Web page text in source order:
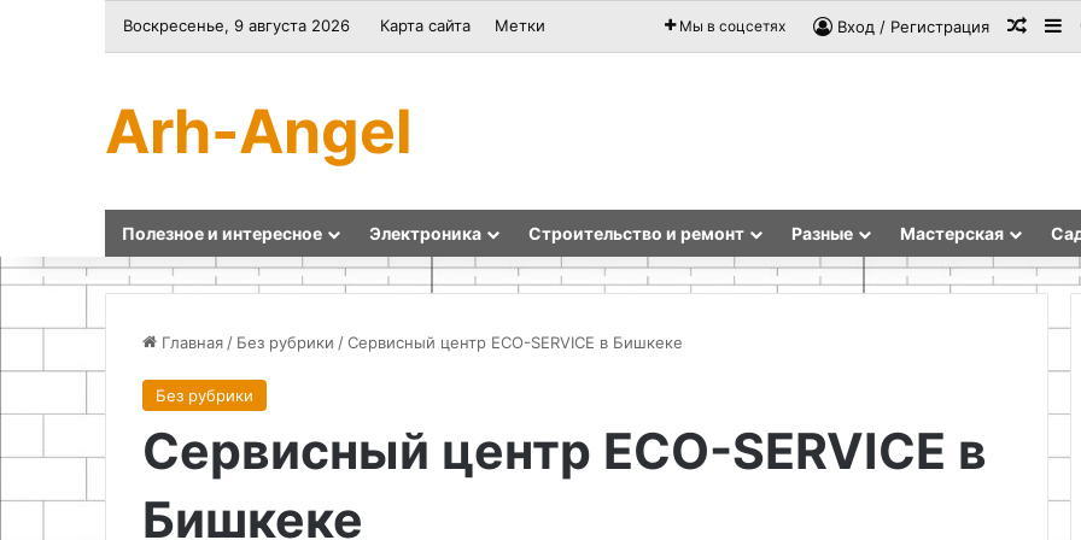
Воскресенье, 9 августа 2026 Карта сайта Метки Мы в соцсетях Вход / Регистрация
Arh-Angel
Полезное и интересное Электроника Строительство и ремонт Разные Мастерская
Главная / Без рубрики /Сервисный центр ECO-SERVICE в Бишкеке
Без рубрики
Сервисный центр ECO-SERVICE в
Бишкеке
Принцип
импульсного
сделать
септик
с
пользой